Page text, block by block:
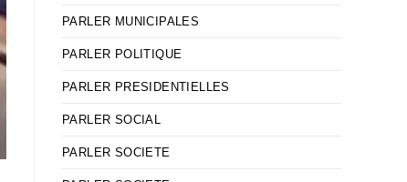
PARLER MUNICIPALES
PARLER POLITIQUE
PARLER PRESIDENTIELLES
PARLER SOCIAL
PARLER SOCIETE